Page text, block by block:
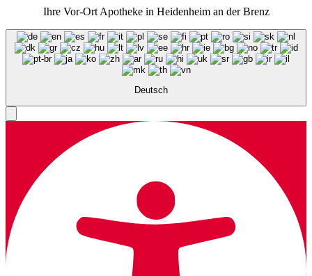
Ihre Vor-Ort Apotheke in Heidenheim an der Brenz
Deutsch